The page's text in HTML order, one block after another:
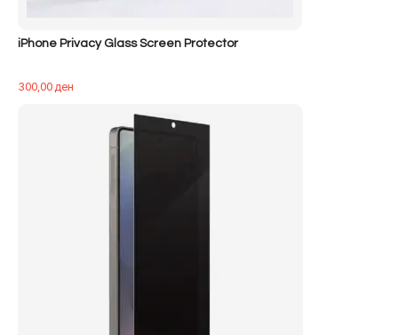
iPhone Privacy Glass Screen Protector
300,00ден